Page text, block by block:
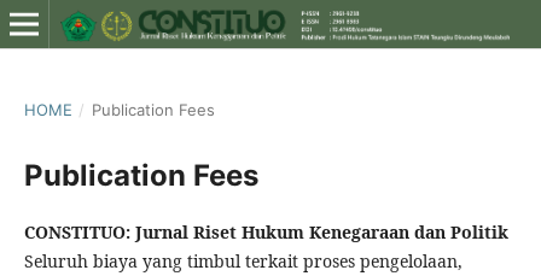
HOME / Publication Fees
Publication Fees
CONSTITUO: Jurnal Riset Hukum Kenegaraan dan Politik
Seluruh biaya yang timbul terkait proses pengelolaan,